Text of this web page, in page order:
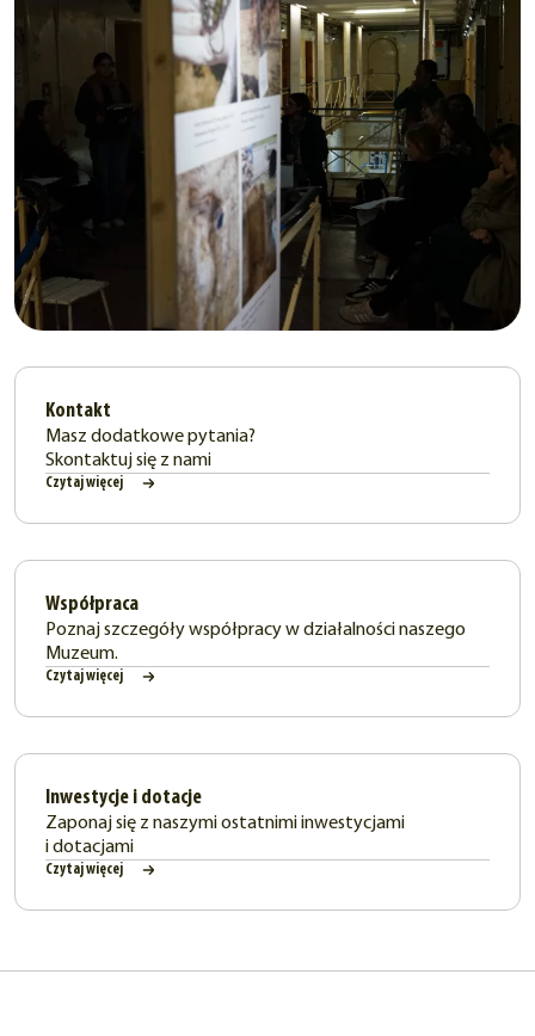
Kontakt
Masz dodatkowe pytania?
Skontaktuj się z nami
Czytaj więcej
Współpraca
Poznaj szczegóły współpracy w działalności naszego
Muzeum.
Czytaj więcej
Inwestycje i dotacje
Zaponaj się z naszymi ostatnimi inwestycjami
i dotacjami
Czytaj więcej